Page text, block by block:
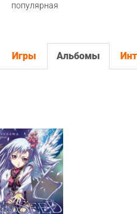
популярная
Игры Альбомы